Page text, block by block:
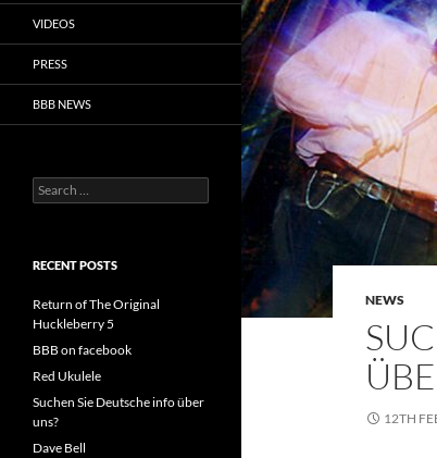
NEWS
12TH
VIDEOS
PRESS
BBB NEWS
Search
for:
RECENT POSTS
Return of The Original
Huckleberry 5
BBB on facebook
Red Ukulele
Suchen Sie Deutsche info über
uns?
Dave Bell